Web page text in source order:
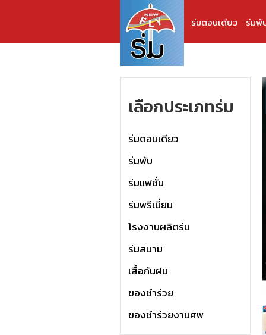
ร่มตอนเดียว ร่มพั
เลือกประเภทร่ม
ร่มตอนเดียว
ร่มพับ
ร่มแฟชั่น
ร่มพรีเมี่ยม
โรงงานผลิตร่ม
ร่มสนาม
เสื้อกันฝน
ของชำร่วย
ของชำร่วยงานศพ